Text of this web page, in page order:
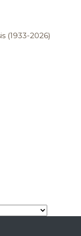
(1933-2026)